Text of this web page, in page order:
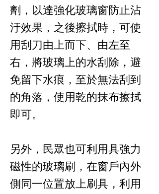
劑，以達強化玻璃窗防止沾
汙效果，之後擦拭時，可使
用刮刀由上而下、由左至
右，將玻璃上的水刮除，避
免留下水痕，至於無法刮到
的角落，使用乾的抹布擦拭
即可。
另外，民眾也可利用具強力
磁性的玻璃刷，在窗戶內外
側同一位置放上刷具，利用